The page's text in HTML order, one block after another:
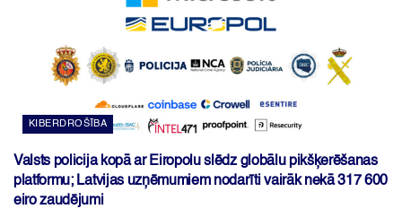
KIBERDROŠĪBA
Valsts policija kopā ar Eiropolu slēdz globālu pikšķerēšanas
platformu; Latvijas uzņēmumiem nodarīti vairāk nekā 317 600
eiro zaudējumi